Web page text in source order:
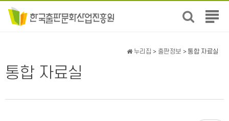
전
뉴
통합 자료실
누리집 > 출판정보 > 통합 자료실